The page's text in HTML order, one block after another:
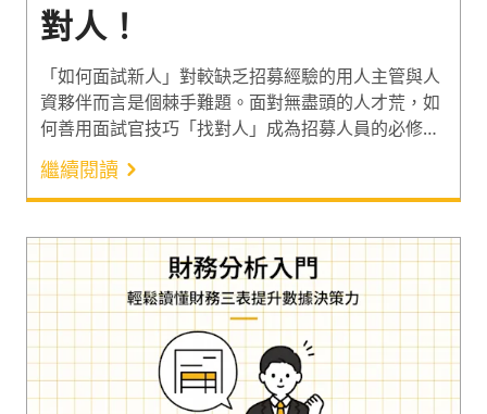
對人！
「如何面試新人」對較缺乏招募經驗的用人主管與人
資夥伴而言是個棘手難題。面對無盡頭的人才荒，如
何善用面試官技巧「找對人」成為招募人員的必修
課！2023 年，台灣面臨人才短缺的雇主比例高達
90%¹，此外更有 3 成以上企業有「找不對人」的困擾
²。身處缺工潮，面試官該如何面試新人不違法？一起
利用 3 個招募面談技巧突破人才荒吧！
繼續閱讀